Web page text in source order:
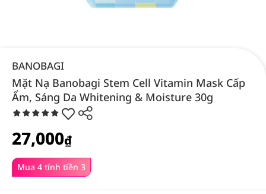
BANOBAGI
Mặt Nạ Banobagi Stem Cell Vitamin Mask Cấp
Ẩm, Sáng Da Whitening & Moisture 30g
Mua 4 tính tiền 3
27,000₫